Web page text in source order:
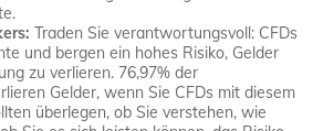
Traden Sie verantwortungsvoll: CFDs
und bergen ein hohes Risiko, Gelder
zu verlieren. 76,97% der
Gelder, wenn Sie CFDs mit diesem
überlegen, ob Sie verstehen, wie